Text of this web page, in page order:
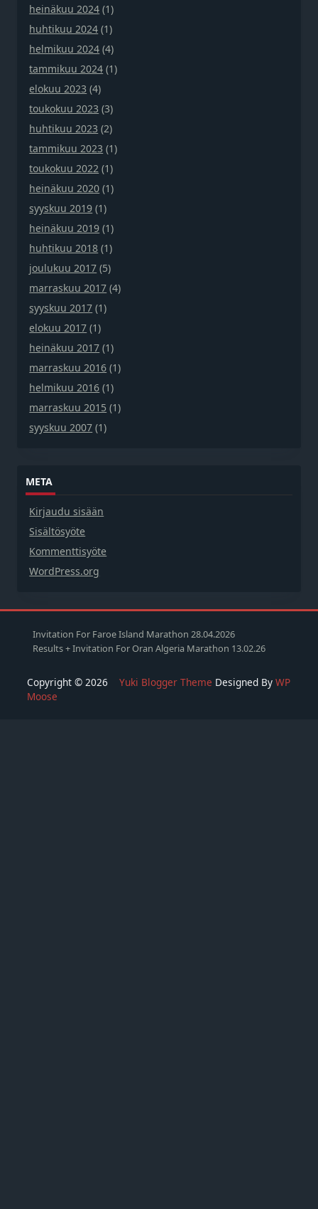
heinäkuu 2024 (1)
huhtikuu 2024 (1)
helmikuu 2024 (4)
tammikuu 2024 (1)
elokuu 2023 (4)
toukokuu 2023 (3)
huhtikuu 2023 (2)
tammikuu 2023 (1)
toukokuu 2022 (1)
heinäkuu 2020 (1)
syyskuu 2019 (1)
heinäkuu 2019 (1)
huhtikuu 2018 (1)
joulukuu 2017 (5)
marraskuu 2017 (4)
syyskuu 2017 (1)
elokuu 2017 (1)
heinäkuu 2017 (1)
marraskuu 2016 (1)
helmikuu 2016 (1)
marraskuu 2015 (1)
syyskuu 2007 (1)
META
Kirjaudu sisään
Sisältösyöte
Kommenttisyöte
WordPress.org
Invitation For Faroe Island Marathon 28.04.2026
Results + Invitation For Oran Algeria Marathon 13.02.26
Copyright © 2026 Yuki Blogger Theme Designed By WP
Moose